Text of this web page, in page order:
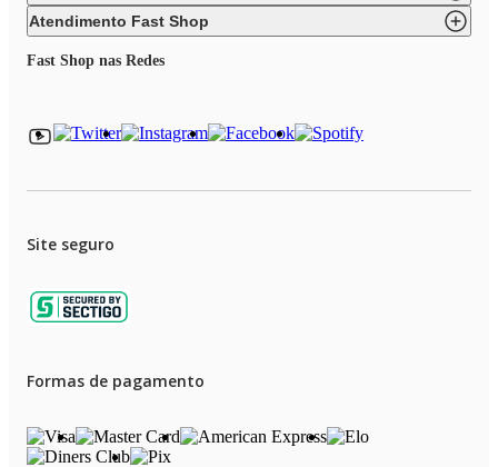
Atendimento Fast Shop
Fast Shop nas Redes
Site seguro
Formas de pagamento